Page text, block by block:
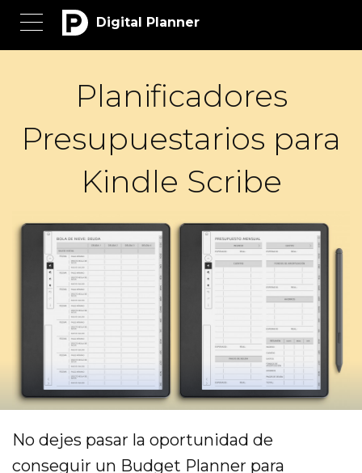
Digital Planner
Planificadores
Presupuestarios para
Kindle Scribe
No dejes pasar la oportunidad de
conseguir un Budget Planner para